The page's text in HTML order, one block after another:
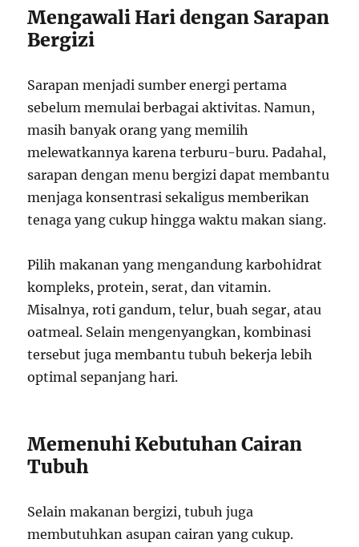
Mengawali Hari dengan Sarapan
Bergizi
Sarapan menjadi sumber energi pertama
sebelum memulai berbagai aktivitas. Namun,
masih banyak orang yang memilih
melewatkannya karena terburu-buru. Padahal,
sarapan dengan menu bergizi dapat membantu
menjaga konsentrasi sekaligus memberikan
tenaga yang cukup hingga waktu makan siang.
Pilih makanan yang mengandung karbohidrat
kompleks, protein, serat, dan vitamin.
Misalnya, roti gandum, telur, buah segar, atau
oatmeal. Selain mengenyangkan, kombinasi
tersebut juga membantu tubuh bekerja lebih
optimal sepanjang hari.
Memenuhi Kebutuhan Cairan
Tubuh
Selain makanan bergizi, tubuh juga
membutuhkan asupan cairan yang cukup.